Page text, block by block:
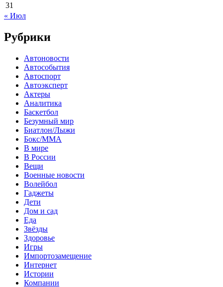
31
« Июл
Рубрики
Автоновости
Автособытия
Автоспорт
Автоэксперт
Актеры
Аналитика
Баскетбол
Безумный мир
Биатлон/Лыжи
Бокс/MMA
В мире
В России
Вещи
Военные новости
Волейбол
Гаджеты
Дети
Дом и сад
Еда
Звёзды
Здоровье
Игры
Импортозамещение
Интернет
Истории
Компании